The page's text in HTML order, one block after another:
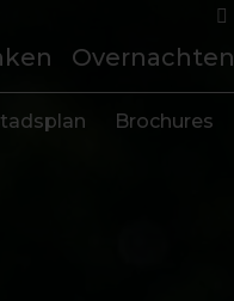
Overnachten
Brochures